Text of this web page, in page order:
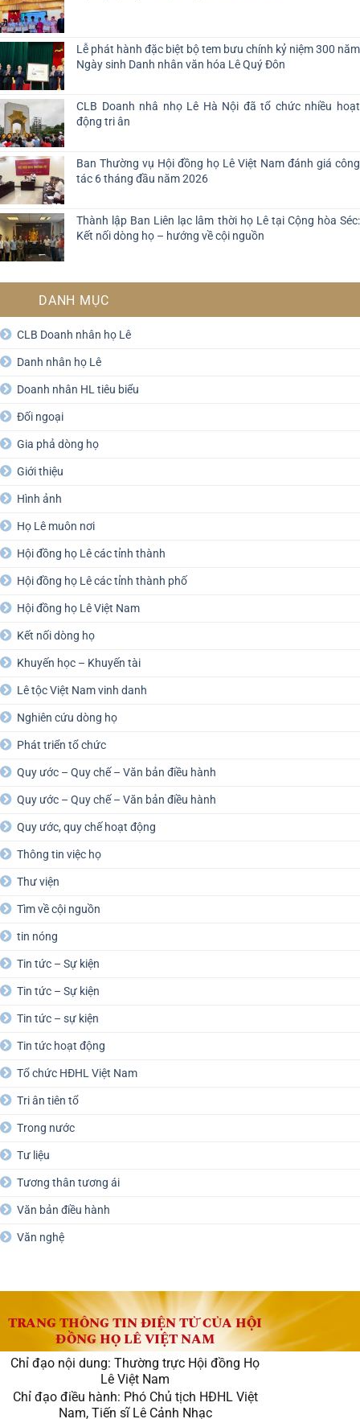
Lễ phát hành đặc biệt bộ tem bưu chính kỷ niệm 300 năm
Ngày sinh Danh nhân văn hóa Lê Quý Đôn
CLB Doanh nhâ nhọ Lê Hà Nội đã tổ chức nhiều hoạt
động tri ân
Ban Thường vụ Hội đồng họ Lê Việt Nam đánh giá công
tác 6 tháng đầu năm 2026
Thành lập Ban Liên lạc lâm thời họ Lê tại Cộng hòa Séc:
Kết nối dòng họ – hướng về cội nguồn
DANH MỤC
CLB Doanh nhân họ Lê
Danh nhân họ Lê
Doanh nhân HL tiêu biểu
Đối ngoại
Gia phả dòng họ
Giới thiệu
Hình ảnh
Họ Lê muôn nơi
Hội đồng họ Lê các tỉnh thành
Hội đồng họ Lê các tỉnh thành phố
Hội đồng họ Lê Việt Nam
Kết nối dòng họ
Khuyến học – Khuyến tài
Lê tộc Việt Nam vinh danh
Nghiên cứu dòng họ
Phát triển tổ chức
Quy ước – Quy chế – Văn bản điều hành
Quy ước – Quy chế – Văn bản điều hành
Quy ước, quy chế hoạt động
Thông tin việc họ
Thư viện
Tìm về cội nguồn
tin nóng
Tin tức – Sự kiện
Tin tức – Sự kiện
Tin tức – sự kiện
Tin tức hoạt động
Tổ chức HĐHL Việt Nam
Tri ân tiên tổ
Trong nước
Tư liệu
Tương thân tương ái
Văn bản điều hành
Văn nghệ
TRANG THÔNG TIN ĐIỆN TỬ CỦA HỘI
ĐỒNG HỌ LÊ VIỆT NAM
Chỉ đạo nội dung: Thường trực Hội đồng Họ
Lê Việt Nam
Chỉ đạo điều hành: Phó Chủ tịch HĐHL Việt
Nam, Tiến sĩ Lê Cảnh Nhạc